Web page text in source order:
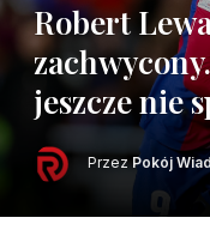
Robert
jeszcze nie
Przez Pokój